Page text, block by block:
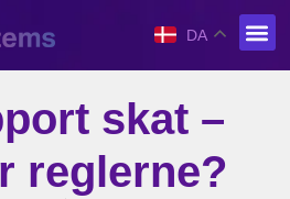
DA
skat –
reglerne?